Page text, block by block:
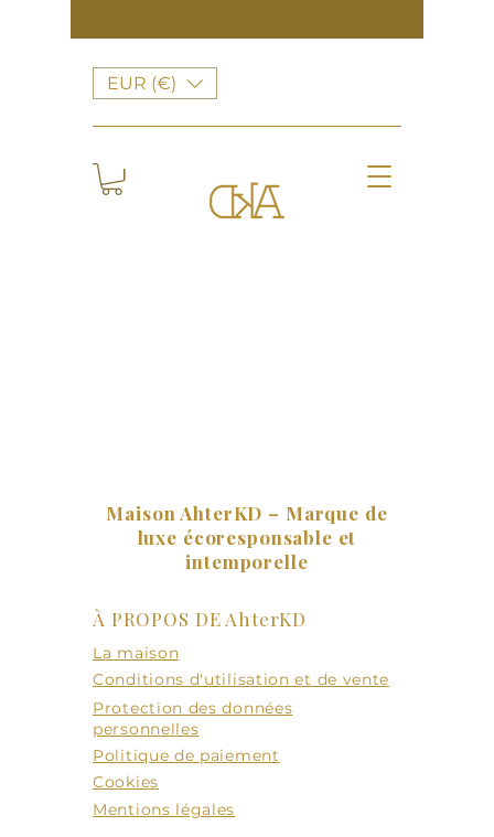
EUR (€)
Maison AhterKD – Marque de
luxe écoresponsable et
intemporelle
À PROPOS DE AhterKD
La maison
Conditions d'utilisation et de vente
Protection des données
personnelles
Politique de paiement
Cookies
Mentions légales